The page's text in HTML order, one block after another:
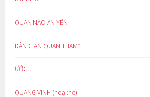
QUAN NÀO AN YÊN
DÂN GIAN QUAN THAM*
ƯỚC…
QUANG VINH (hoạ thơ)